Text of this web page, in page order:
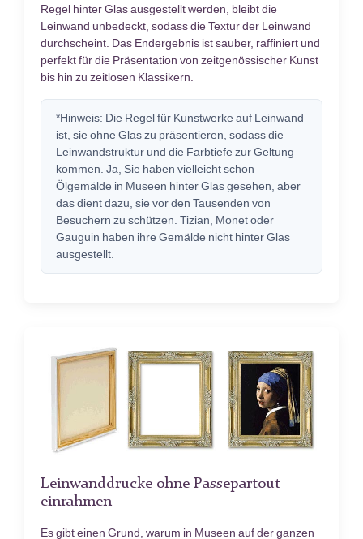
Regel hinter Glas ausgestellt werden, bleibt die
Leinwand unbedeckt, sodass die Textur der Leinwand
durchscheint. Das Endergebnis ist sauber, raffiniert und
perfekt für die Präsentation von zeitgenössischer Kunst
bis hin zu zeitlosen Klassikern.
*Hinweis: Die Regel für Kunstwerke auf Leinwand
ist, sie ohne Glas zu präsentieren, sodass die
Leinwandstruktur und die Farbtiefe zur Geltung
kommen. Ja, Sie haben vielleicht schon
Ölgemälde in Museen hinter Glas gesehen, aber
das dient dazu, sie vor den Tausenden von
Besuchern zu schützen. Tizian, Monet oder
Gauguin haben ihre Gemälde nicht hinter Glas
ausgestellt.
Leinwanddrucke ohne Passepartout
einrahmen
Es gibt einen Grund, warum in Museen auf der ganzen